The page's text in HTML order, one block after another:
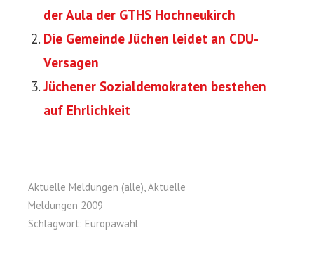
der Aula der GTHS Hochneukirch
Die Gemeinde Jüchen leidet an CDU-
Versagen
Jüchener Sozialdemokraten bestehen
auf Ehrlichkeit
Aktuelle Meldungen (alle),Aktuelle
Meldungen 2009
Schlagwort: Europawahl